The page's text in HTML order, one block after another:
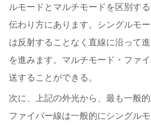
ルモードとマルチモードを区別す
伝わり方にあります。シングルモ
は反射することなく直線に沿って
を進みます。マルチモード・ファ
送することができる。
次に、上記の外光から、最も一般
ファイバー線は一般的にシングル